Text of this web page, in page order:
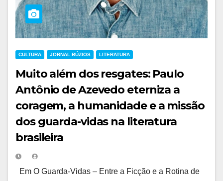
CULTURA JORNAL BÚZIOS LITERATURA
Muito além dos resgates: Paulo
Antônio de Azevedo eterniza a
coragem, a humanidade e a missão
dos guarda-vidas na literatura
brasileira
Em O Guarda-Vidas – Entre a Ficção e a Rotina de